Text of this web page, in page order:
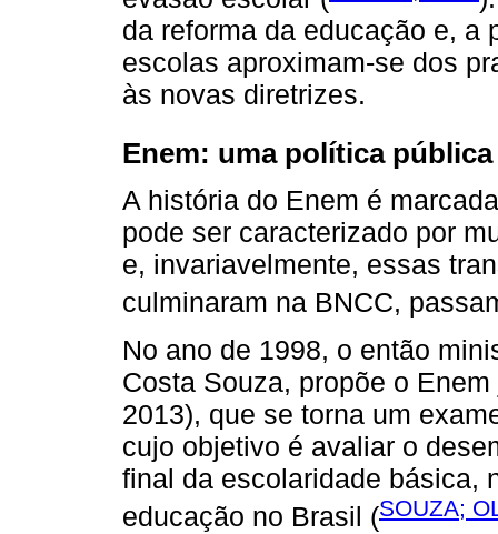
da reforma da educação e, a
escolas aproximam-se dos
às novas diretrizes.
Enem: uma política
A história do Enem é
pode ser caracterizado por
e, invariavelmente, essas
culminaram na BNCC,
No ano de 1998, o então
Costa Souza, propõe o
2013), que se torna um
cujo objetivo é avaliar o
final da escolaridade básica,
educação no Brasil (SOUZA;